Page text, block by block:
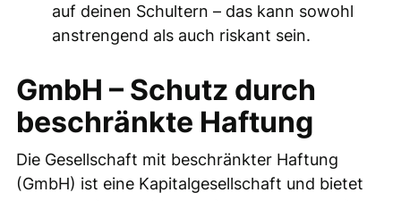
auf deinen Schultern – das kann sowohl
anstrengend als auch riskant sein.
GmbH – Schutz durch
beschränkte Haftung
Die Gesellschaft mit beschränkter Haftung
(GmbH) ist eine Kapitalgesellschaft und bietet